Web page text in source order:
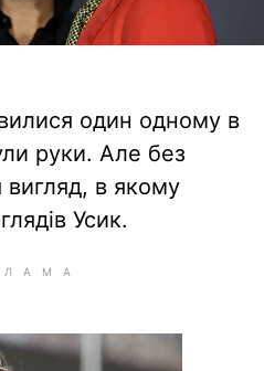
один одному в
руки. Але без
в якому
Усик.